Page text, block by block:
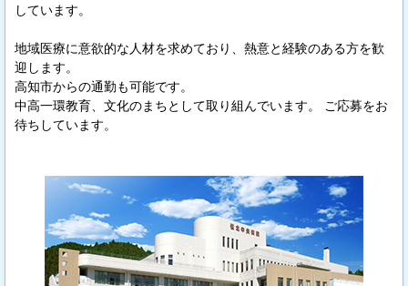
しています。
地域医療に意欲的な人材を求めており、熱意と経験のある方を歓
迎します。
高知市からの通勤も可能です。
中高一環教育、文化のまちとして取り組んでいます。 ご応募をお
待ちしています。